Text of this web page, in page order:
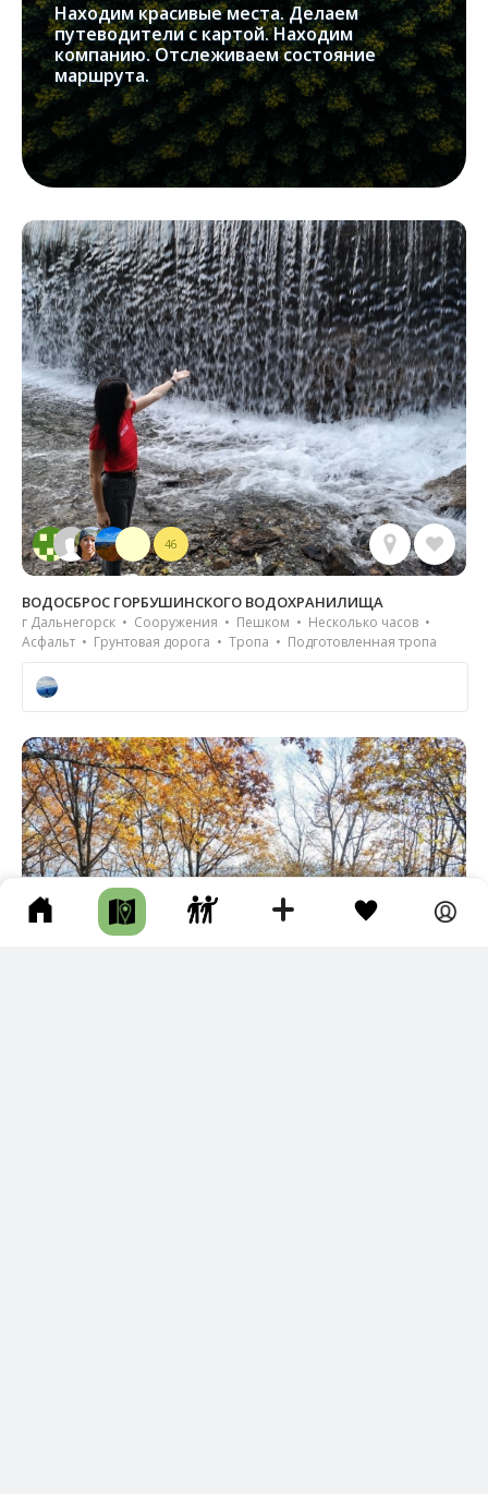
Находим красивые места. Делаем
путеводители с картой. Находим
компанию. Отслеживаем состояние
маршрута.
46
ВОДОСБРОС ГОРБУШИНСКОГО ВОДОХРАНИЛИЩА
г Дальнегорск • Сооружения • Пешком • Несколько часов •
Асфальт • Грунтовая дорога • Тропа • Подготовленная тропа